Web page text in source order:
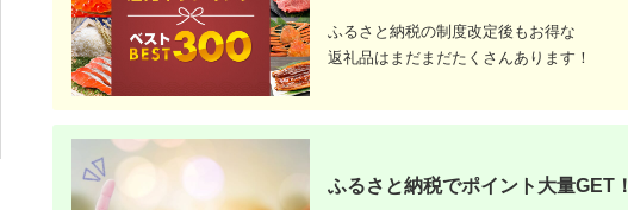
出典：ふるなび
沖縄県 恩納村
【恩納村】JTBふるさ
と旅行クーポン
体験 温泉 ホテル 旅館
チケット 子供 子連れ
カップル 家族 店頭 オ
ンライン ネット 電話
5.0
寄付金額:10,000円
出典：ふるなび
神奈川県 横須賀市
ソレイユの丘 回数券
400円分×22枚【株式
5.0
寄付金額:31,000円
ス
鯖江産 高級めがね引
5.0
【恩納村】JTBふるさ
縄 沖縄
5.0
ふるさと納税の制度改定後もお得な
返礼品はまだまだたくさんあります！
ふるさと納税でポイント大量GET！